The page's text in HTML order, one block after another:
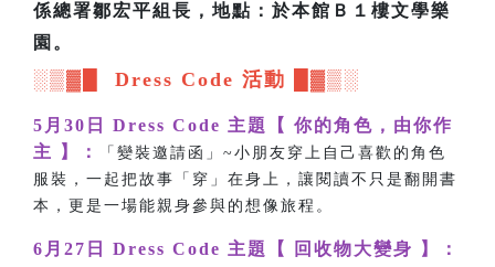
係總署鄒宏平組長，地點：於本館Ｂ１樓文學樂
園。
░▒▓█ Dress Code 活動 █▓▒░
5月30日 Dress Code 主題【 你的角色，由你作
主 】：
「變裝邀請函」~小朋友穿上自己喜歡的角色
服裝，一起把故事「穿」在身上，讓閱讀不只是翻開書
本，更是一場能親身參與的想像旅程。
6月27日 Dress Code 主題【 回收物大變身 】：